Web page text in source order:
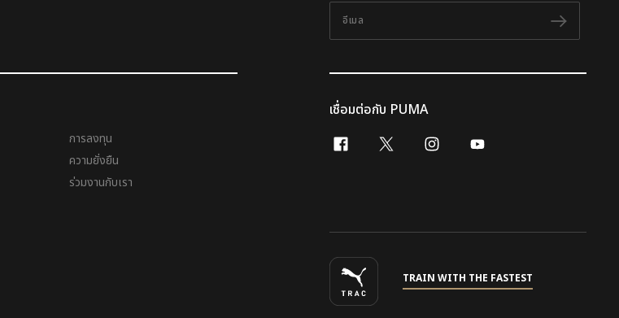
อีเมล
ติดตาม
การลงทุน
ความยั่งยืน
ร่วมงานกับเรา
เชื่อมต่อกับ PUMA
facebook
x-twitterinstagram
youtube
TRAIN WITH THE FASTEST